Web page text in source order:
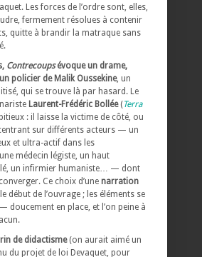
Les forces de l’ordre sont, elles,
fermement résolues à contenir
quitte à brandir la matraque sans
Contrecoupsévoque un drame,
policier de Malik Oussekine, un
qui se trouve là par hasard. Le
Laurent-Frédéric Bollée(Terra
: il laisse la victime de côté, ou
sur différents acteurs — un
et ultra-actif dans les
médecin légiste, un haut
un infirmier humaniste… — dont
Ce choix d’une narration
début de l’ouvrage ; les éléments se
en place, et l’on peine à
de didactisme(on aurait aimé un
du projet de loi Devaquet, pour